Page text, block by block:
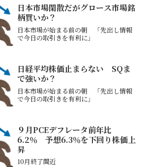
ラス昨日は大手電機、電子企業のTDK、
ダイキン...
日本市場閑散だがグロース市場銘
柄買いか？
日本市場が始まる前の朝 「先出し情報
で今日の取引きを有利に」
日経平均株価止まらない SQま
で強いか？
日本市場が始まる前の朝 「先出し情報
で今日の取引きを有利に」
９月PCEデフレータ前年比
6.2％ 予想6.3％を下回り株価上
昇
10月終了間近